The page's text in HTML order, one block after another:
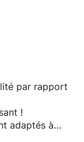
par rapport
!
adaptés à
C’est la